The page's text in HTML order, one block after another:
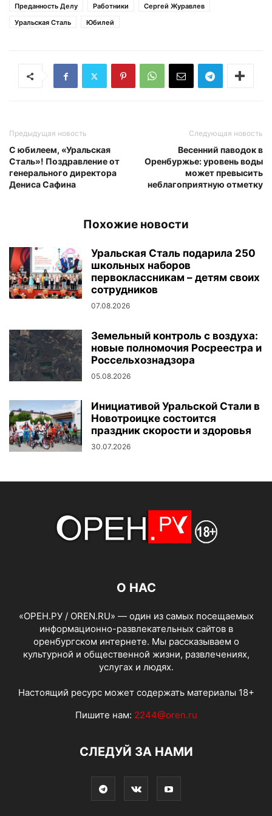
Преданность Делу Работники
Сергей Журавлев
Уральская Сталь
Юбилей
Предыдущая новость
С юбилеем, «Уральская
Сталь»! Поздравление от
генерального директора
Дениса Сафина
Следующая новость
Весенний паводок в
Оренбуржье: уровень воды
может превысить
неблагоприятную отметку
Похожие новости
Уральская Сталь подарила 250
школьных наборов
первоклассникам – детям своих
сотрудников
07.08.2026
Земельный контроль с воздуха:
новые полномочия Росреестра и
Россельхознадзора
05.08.2026
Инициативой Уральской Стали в
Новотроицке состоится
праздник скорости и здоровья
30.07.2026
О НАС
«ОРЕН.РУ / OREN.RU» — один из самых посещаемых
информационно-развлекательных сайтов в
оренбургском интернете. Мы рассказываем о
культурной и общественной жизни, развлечениях,
услугах и людях.
Настоящий ресурс может содержать материалы 18+
Пишите нам: 2244@oren.ru
СЛЕДУЙ ЗА НАМИ